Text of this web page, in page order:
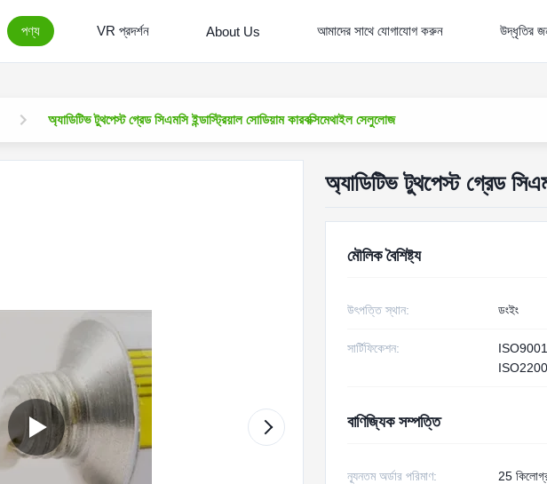
পণ্য VR প্রদর্শন About Us আমাদের সাথে যোগাযোগ করুন উদ্ধৃতির
অ্যাডিটিভ টুথপেস্ট গ্রেড সিএমসি ইন্ডাস্ট্রিয়াল সোডিয়াম কারবক্সিমেথাইল সেলুলোজ
অ্যাডিটিভ টুথপেস্ট গ্রেড
মৌলিক বৈশিষ্ট্য
উৎপত্তি স্থান: ডংইং
সার্টিফিকেশন:
বাণিজ্যিক সম্পত্তি
ন্যূনতম অর্ডার পরিমাণ: 25